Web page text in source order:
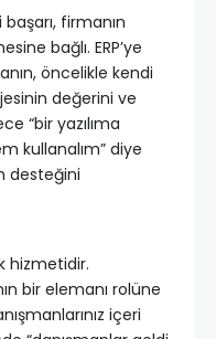
firmanın
bağlı. ERP’ye
öncelikle kendi
değerini ve
“bir yazılıma
kullanalım” diye
desteğini
hizmetidir.
bir elemanı rolüne
içeri